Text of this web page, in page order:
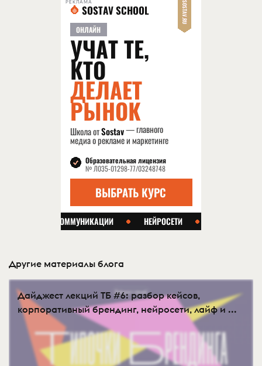
РЕКЛАМА
Другие материалы блога
Дайджест лекций ТБ #6: разбор кейсов,
корпоративный брендинг, нейросети, лайф и ...